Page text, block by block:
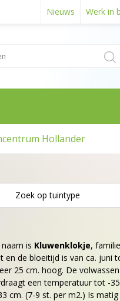
Nieuws Werk in
Hollander
Zoek op tuintype
is Kluwenklokje,
en de bloeitijd is van ca. juni
25 cm. hoog. De
een temperatuur tot -
cm. (7-9 st. per m2.) Is